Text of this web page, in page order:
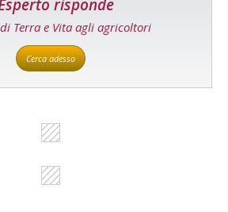
risponde
Terra e Vita agli agricoltori
Cerca adesso